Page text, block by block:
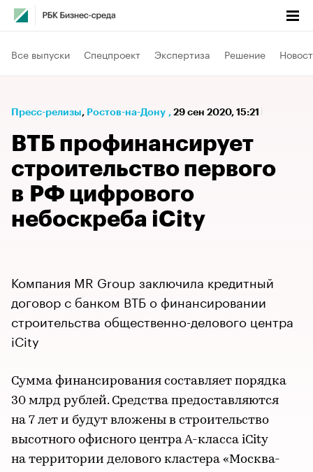
Все выпуски Спецпроект Экспертиза Решение
Пресс-релизы⁠, Ростов-на-Дону , 29 сен 2020, 15:21
ВТБ профинансирует
строительство первого
в РФ цифрового
небоскреба iCity
Компания MR Group заключила кредитный
договор с банком ВТБ о финансировании
строительства общественно-делового центра
iCity
Сумма финансирования составляет порядка
30 млрд рублей. Средства предоставляются
на 7 лет и будут вложены в строительство
высотного офисного центра А-класса iCity
на территории делового кластера «Москва-